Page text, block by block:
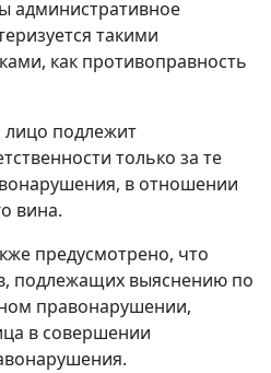
административное
такими
как противоправность
лицо подлежит
только за те
в отношении
вина.
предусмотрено, что
подлежащих выяснению по
правонарушении,
в совершении